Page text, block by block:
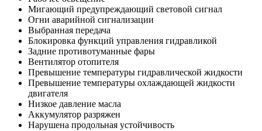
Мигающий предупреждающий световой сигнал
Огни аварийной сигнализации
Выбранная передача
Блокировка функций управления гидравликой
Задние противотуманные фары
Вентилятор отопителя
Превышение температуры гидравлической жидкости
Превышение температуры охлаждающей жидкости
двигателя
Низкое давление масла
Аккумулятор разряжен
Нарушена продольная устойчивость